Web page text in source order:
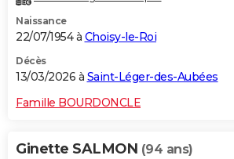
COPAINS D'AVANT
S'inscrire
Se connecter
Lycées
Collèges
Primaires
Universités
Entreprises
Service militaire
Avis de recherche
AVIS DE DÉCÈS
Naissance
22/07/1954 à Choisy-le-Roi
Décès
13/03/2026 à Saint-Léger-des-Aubées
Famille BOURDONCLE
Ginette SALMON (94 ans)